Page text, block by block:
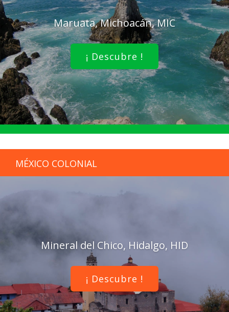
Maruata, Michoacán, MIC
¡ Descubre !
MÉXICO COLONIAL
Mineral del Chico, Hidalgo, HID
¡ Descubre !